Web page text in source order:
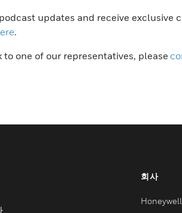
updates and receive exclusive
.
to one of our representatives, please
회사